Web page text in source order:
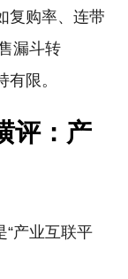
复购率、连带
漏斗转
有限。
评：产
“产业互联平